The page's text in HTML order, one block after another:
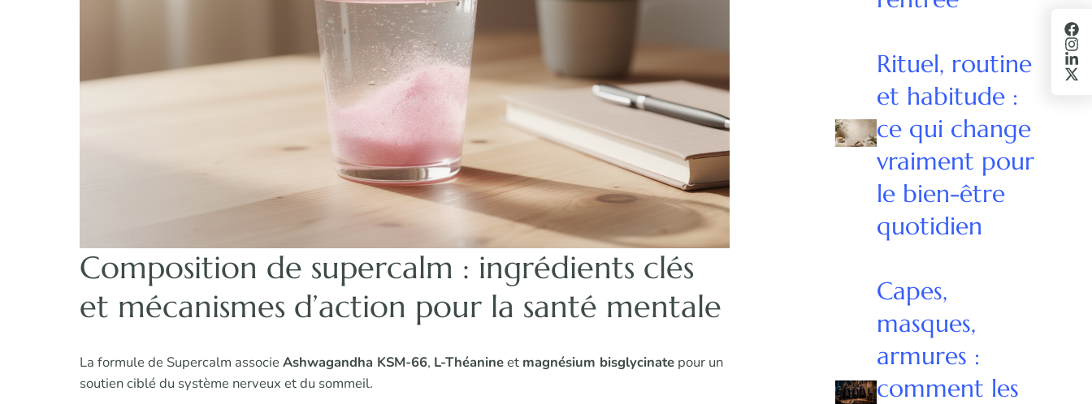
Composition de supercalm : ingrédients clés
et mécanismes d’action pour la santé mentale
La formule de Supercalm associe Ashwagandha KSM-66, L-Théanineet magnésium bisglycinate pour un
soutien ciblé du système nerveux et du sommeil.
Rituel, routine
et habitude :
ce qui change
vraiment pour
le bien-être
quotidien
Capes,
masques,
armures :
comment les